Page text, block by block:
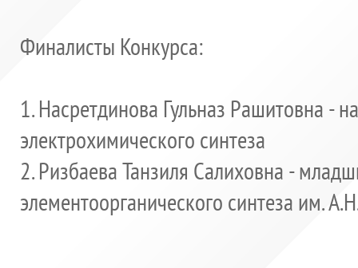
Финалисты Конкурса:
1. Насретдинова Гульназ Рашитовна -
электрохимического синтеза
2. Ризбаева Танзиля Салиховна -
элементоорганического синтеза им.